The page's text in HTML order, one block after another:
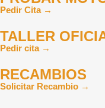
Pedir Cita →
TALLER
Pedir cita →
RECAMBIOS
Solicitar Recambio →